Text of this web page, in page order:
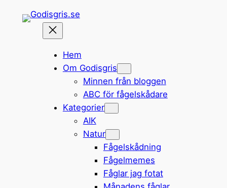
Hem
Om Godisgris
Minnen från bloggen
ABC för fågelskådare
Kategorier
AIK
Natur
Fågelskådning
Fågelmemes
Fåglar jag fotat